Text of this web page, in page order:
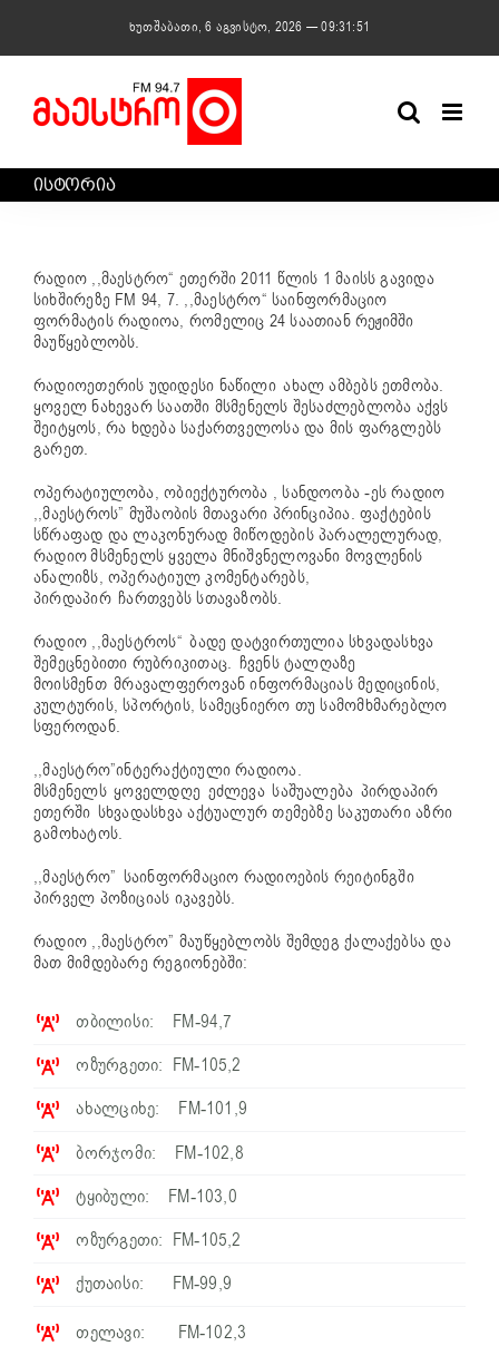
content
ხუთშაბათი, 6 აგვისტო, 2026 — 09:31:51
ᲘᲡᲢᲝᲠᲘᲐ
რადიო ,,მაესტრო“ ეთერში 2011 წლის 1 მაისს გავიდა
სიხშირეზე FM 94, 7. ,,მაესტრო“ საინფორმაციო
ფორმატის რადიოა, რომელიც 24 საათიან რეჟიმში
მაუწყებლობს.
რადიოეთერის უდიდესი ნაწილი ახალ ამბებს ეთმობა.
ყოველ ნახევარ საათში მსმენელს შესაძლებლობა აქვს
შეიტყოს, რა ხდება საქართველოსა და მის ფარგლებს
გარეთ.
ოპერატიულობა, ობიექტურობა , სანდოობა -ეს რადიო
,,მაესტროს” მუშაობის მთავარი პრინციპია. ფაქტების
სწრაფად და ლაკონურად მიწოდების პარალელურად,
რადიო მსმენელს ყველა მნიშვნელოვანი მოვლენის
ანალიზს, ოპერატიულ კომენტარებს,
პირდაპირ ჩართვებს სთავაზობს.
რადიო ,,მაესტროს“ ბადე დატვირთულია სხვადასხვა
შემეცნებითი რუბრიკითაც. ჩვენს ტალღაზე
მოისმენთ მრავალფეროვან ინფორმაციას მედიცინის,
კულტურის, სპორტის, სამეცნიერო თუ სამომხმარებლო
სფეროდან.
,,მაესტრო”ინტერაქტიული რადიოა.
მსმენელს ყოველდღე ეძლევა საშუალება პირდაპირ
ეთერში სხვადასხვა აქტუალურ თემებზე საკუთარი აზრი
გამოხატოს.
,,მაესტრო” საინფორმაციო რადიოების რეიტინგში
პირველ პოზიციას იკავებს.
რადიო ,,მაესტრო” მაუწყებლობს შემდეგ ქალაქებსა და
მათ მიმდებარე რეგიონებში:
თბილისი: FM-94,7
ოზურგეთი: FM-105,2
ახალციხე: FM-101,9
ბორჯომი: FM-102,8
ტყიბული: FM-103,0
ოზურგეთი: FM-105,2
ქუთაისი: FM-99,9
თელავი: FM-102,3